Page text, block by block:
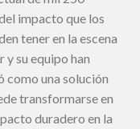
impacto que los
tener en la escena
su equipo han
como una solución
transformarse en
duradero en la